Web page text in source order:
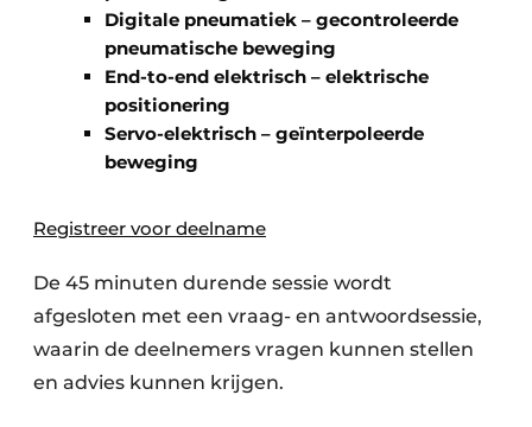
Digitale pneumatiek – gecontroleerde
pneumatische beweging
End-to-end elektrisch – elektrische
positionering
Servo-elektrisch – geïnterpoleerde
beweging
Registreer voor deelname
De 45 minuten durende sessie wordt
afgesloten met een vraag- en antwoordsessie,
waarin de deelnemers vragen kunnen stellen
en advies kunnen krijgen.